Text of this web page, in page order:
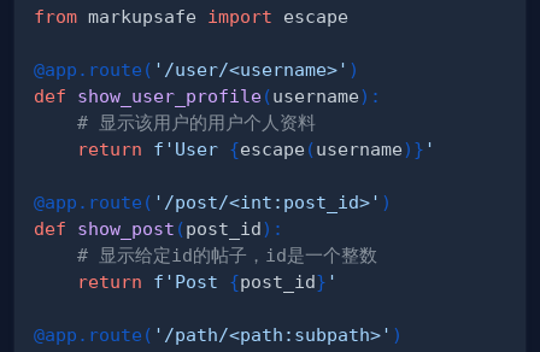
from markupsafe import
@app . route ( '/user/<username>' )
def
show_user_profile(username) :
# 显示该用户的用户个人资料
return
f'User {escape (username) } '
@app . route ( '/post/<int:post_id>' )
def
show_post (post_id) :
# 显示给定id的帖子，id是一个整数
return
f'Post {post_id} '
@app . route ( '/path/<path:subpath>' )